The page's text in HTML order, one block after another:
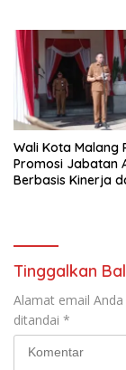
Wali Kota Malang
Promosi Jabatan
Berbasis Kinerja
Tinggalkan
Alamat email
ditandai *